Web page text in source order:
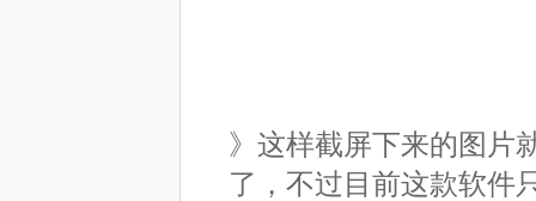
》这样截屏下来的图片
了，不过目前这款软件